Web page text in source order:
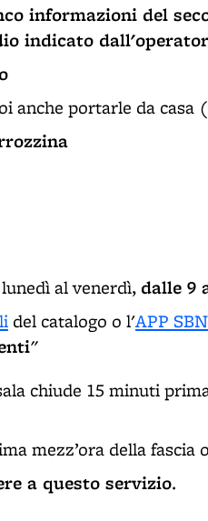
informazioni del
indicato
anche portarle da
al venerdì, dalle 9
del catalogo o l'APP
"
chiude 15 minuti
mezz’ora della fascia
a questo servizio.